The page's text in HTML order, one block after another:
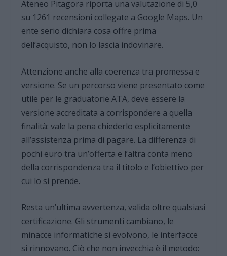
Ateneo Pitagora riporta una valutazione di 5,0
su 1261 recensioni collegate a Google Maps. Un
ente serio dichiara cosa offre prima
dell’acquisto, non lo lascia indovinare.
Attenzione anche alla coerenza tra promessa e
versione. Se un percorso viene presentato come
utile per le graduatorie ATA, deve essere la
versione accreditata a corrispondere a quella
finalità: vale la pena chiederlo esplicitamente
all’assistenza prima di pagare. La differenza di
pochi euro tra un’offerta e l’altra conta meno
della corrispondenza tra il titolo e l’obiettivo per
cui lo si prende.
Resta un’ultima avvertenza, valida oltre qualsiasi
certificazione. Gli strumenti cambiano, le
minacce informatiche si evolvono, le interfacce
si rinnovano. Ciò che non invecchia è il metodo: